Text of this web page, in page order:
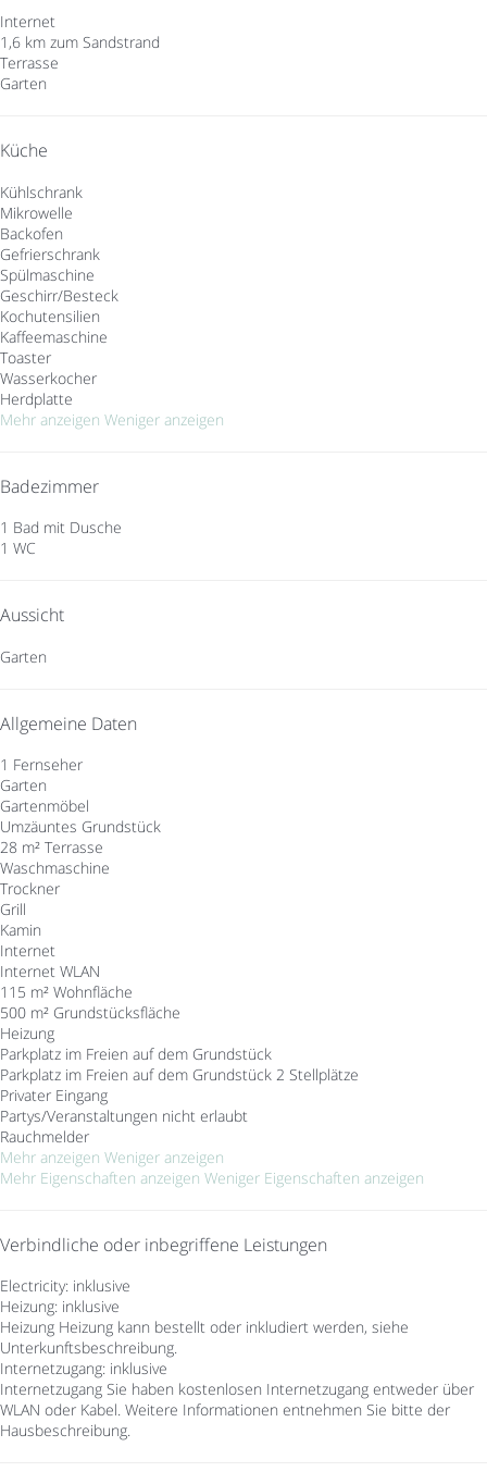
Internet
1,6 km zum Sandstrand
Terrasse
Garten
Küche
Kühlschrank
Mikrowelle
Backofen
Gefrierschrank
Spülmaschine
Geschirr/Besteck
Kochutensilien
Kaffeemaschine
Toaster
Wasserkocher
Herdplatte
Mehr anzeigen Weniger anzeigen
Badezimmer
1 Bad mit Dusche
1 WC
Aussicht
Garten
Allgemeine Daten
1 Fernseher
Garten
Gartenmöbel
Umzäuntes Grundstück
28 m² Terrasse
Waschmaschine
Trockner
Grill
Kamin
Internet
Internet WLAN
115 m² Wohnfläche
500 m² Grundstücksfläche
Heizung
Parkplatz im Freien auf dem Grundstück
Parkplatz im Freien auf dem Grundstück 2 Stellplätze
Privater Eingang
Partys/Veranstaltungen nicht erlaubt
Rauchmelder
Mehr anzeigen Weniger anzeigen
Mehr Eigenschaften anzeigen Weniger Eigenschaften anzeigen
Verbindliche oder inbegriffene Leistungen
Electricity: inklusive
Heizung: inklusive
Heizung Heizung kann bestellt oder inkludiert werden, siehe
Unterkunftsbeschreibung.
Internetzugang: inklusive
Internetzugang Sie haben kostenlosen Internetzugang entweder über
WLAN oder Kabel. Weitere Informationen entnehmen Sie bitte der
Hausbeschreibung.